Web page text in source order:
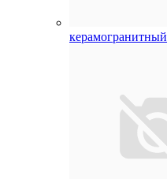
керамогранитный